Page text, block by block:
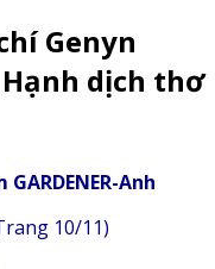
Genyn
dịch thơ
Anh
10/11)